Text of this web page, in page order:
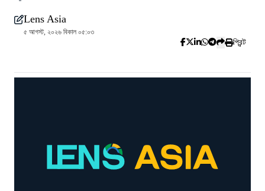
Lens Asia
৫ আগস্ট, ২০২৬ বিকাল ০৫:০৩
প্রিন্ট